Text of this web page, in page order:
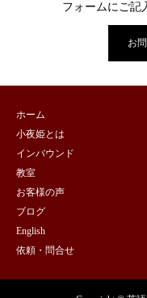
フォームにご記
お
ホーム
小夜姫とは
インバウンド
教室
お客様の声
ブログ
English
依頼・問合せ